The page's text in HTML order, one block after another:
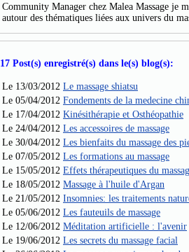
Community Manager chez Malea Massage je
autour des thématiques liées aux univers du
17 Post(s) enregistré(s) dans le(s) blog(s):
Le 13/03/2012 Le massage shiatsu
Le 05/04/2012 Fondements de la medecine
Le 17/04/2012 Kinésithérapie et Osthéopathie
Le 24/04/2012 Les accessoires de massage
Le 30/04/2012 Les bienfaits du massage des
Le 07/05/2012 Les formations au massage
Le 15/05/2012 Effets thérapeutiques du
Le 18/05/2012 Massage à l'huile d'Argan
Le 21/05/2012 Insomnies: les traitements
Le 05/06/2012 Les fauteuils de massage
Le 12/06/2012 Méditation artificielle : l'avenir
Le 19/06/2012 Les secrets du massage facial